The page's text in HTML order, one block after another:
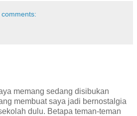
comments:
memang sedang disibukan
membuat saya jadi bernostalgia
dulu. Betapa teman-teman